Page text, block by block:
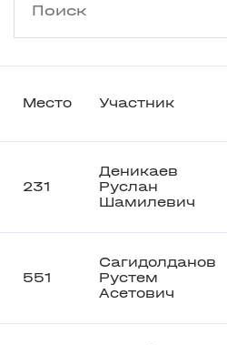
Место Участник
231
Деникаев
Руслан
Шамилевич
551
Сагидолданов
Рустем
Асетович